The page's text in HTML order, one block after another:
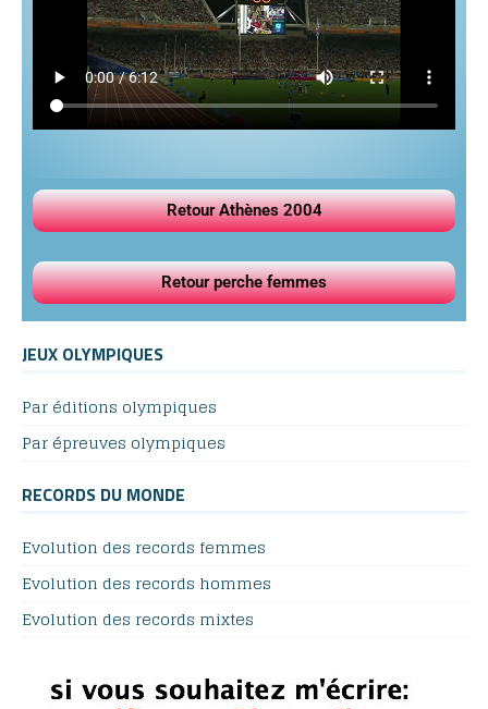
Retour Athènes 2004
Retour perche femmes
JEUX OLYMPIQUES
Par éditions olympiques
Par épreuves olympiques
RECORDS DU MONDE
Evolution des records femmes
Evolution des records hommes
Evolution des records mixtes